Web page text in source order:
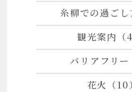
糸柳での過ごし
観光案内（
バリアフリー
花火（10）